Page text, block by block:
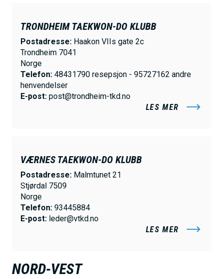
TRONDHEIM TAEKWON-DO KLUBB
Postadresse: Haakon VIIs gate 2c
Trondheim 7041
Norge
Telefon: 48431790 resepsjon - 95727162 andre
henvendelser
E-post: post@trondheim-tkd.no
LES MER
VÆRNES TAEKWON-DO KLUBB
Postadresse: Malmtunet 21
Stjørdal 7509
Norge
Telefon: 93445884
E-post: leder@vtkd.no
LES MER
NORD-VEST